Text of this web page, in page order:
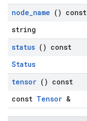
node_name () const
string
status () const
Status
tensor () const
const Tensor &